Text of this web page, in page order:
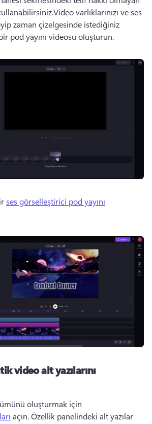
Video varlıklarınızı ve ses
zaman çizelgesinde istediğiniz
pod yayını videosu oluşturun.
ses görselleştirici pod yayını
video alt yazılarını
oluşturmak için
açın. Özellik panelindeki alt yazılar